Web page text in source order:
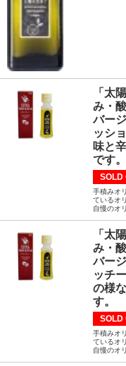
「太
み・
バー
ッシ
味と
です。
SOLD
手積みオ
ているオ
自慢のオ
「太
み・
バー
ッチ
の様
す。
SOLD
手積みオ
ているオ
自慢のオ